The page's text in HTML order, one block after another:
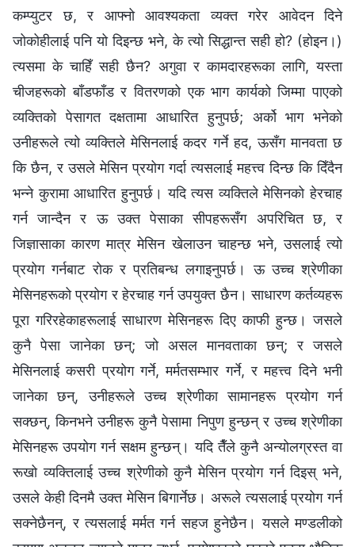
कम्प्युटर छ, र आफ्नो आवश्यकता व्यक्त गरेर आवेदन दिने
जोकोहीलाई पनि यो दिइन्छ भने, के त्यो सिद्धान्त सही हो? (होइन।)
त्यसमा के चाहिँ सही छैन? अगुवा र कामदारहरूका लागि, यस्ता
चीजहरूको बाँडफाँड र वितरणको एक भाग कार्यको जिम्मा पाएको
व्यक्तिको पेसागत दक्षतामा आधारित हुनुपर्छ; अर्को भाग भनेको
उनीहरूले त्यो व्यक्तिले मेसिनलाई कदर गर्ने हद, ऊसँग मानवता छ
कि छैन, र उसले मेसिन प्रयोग गर्दा त्यसलाई महत्त्व दिन्छ कि दिँदैन
भन्‍ने कुरामा आधारित हुनुपर्छ। यदि त्यस व्यक्तिले मेसिनको हेरचाह
गर्न जान्दैन र ऊ उक्त पेसाका सीपहरूसँग अपरिचित छ, र
जिज्ञासाका कारण मात्र मेसिन खेलाउन चाहन्छ भने, उसलाई त्यो
प्रयोग गर्नबाट रोक र प्रतिबन्ध लगाइनुपर्छ। ऊ उच्च श्रेणीका
मेसिनहरूको प्रयोग र हेरचाह गर्न उपयुक्त छैन। साधारण कर्तव्यहरू
पूरा गरिरहेकाहरूलाई साधारण मेसिनहरू दिए काफी हुन्छ। जसले
कुनै पेसा जानेका छन्; जो असल मानवताका छन्; र जसले
मेसिनलाई कसरी प्रयोग गर्ने, मर्मतसम्भार गर्ने, र महत्त्व दिने भनी
जानेका छन्, उनीहरूले उच्च श्रेणीका सामानहरू प्रयोग गर्न
सक्छन्, किनभने उनीहरू कुनै पेसामा निपुण हुन्छन् र उच्च श्रेणीका
मेसिनहरू उपयोग गर्न सक्षम हुन्छन्। यदि तैँले कुनै अन्योलग्रस्त वा
रूखो व्यक्तिलाई उच्च श्रेणीको कुनै मेसिन प्रयोग गर्न दिइस् भने,
उसले केही दिनमै उक्त मेसिन बिगार्नेछ। अरूले त्यसलाई प्रयोग गर्न
सक्नेछैनन्, र त्यसलाई मर्मत गर्न सहज हुनेछैन। यसले मण्डलीको